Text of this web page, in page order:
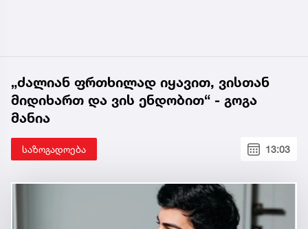
„ძალიან ფრთხილად იყავით, ვისთან
მიდიხართ და ვის ენდობით“ - გოგა
მანია
საზოგადოება 13:03